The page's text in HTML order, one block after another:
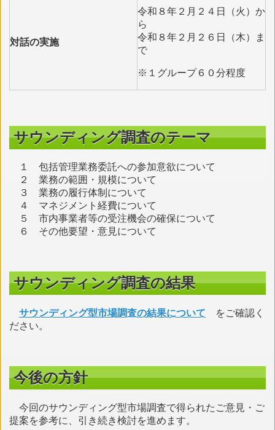
対話の実施
令和８年２月２４日（火）か
ら
令和８年２月２６日（木）ま
で
※１グループ６０分程度
サウンディング調査のテーマ
１ 包括管理業務委託への参加意欲について
２ 業務の範囲・規模について
３ 業務の履行体制について
４ マネジメント経費について
５ 市内事業者等の受注機会の確保について
６ その他要望・意見について
サウンディング調査の結果
サウンディング型市場調査の結果について をご確認く
ださい。
今後の方針
今回のサウンディング型市場調査で得られたご意見・ご
提案を参考に、引き続き検討を進めます。